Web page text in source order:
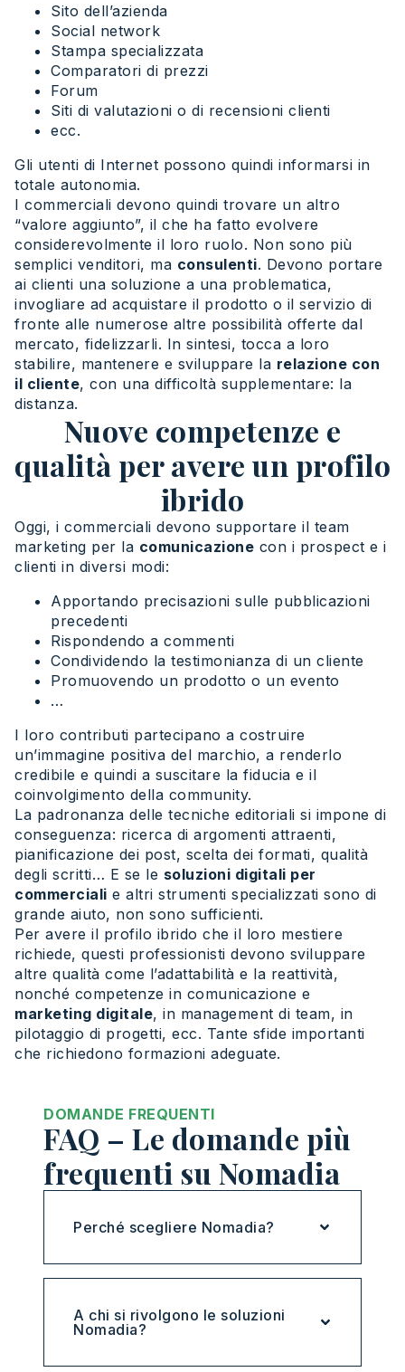
Sito dell’azienda
Social network
Stampa specializzata
Comparatori di prezzi
Forum
Siti di valutazioni o di recensioni clienti
ecc.
Gli utenti di Internet possono quindi informarsi in
totale autonomia.
I commerciali devono quindi trovare un altro
“valore aggiunto”, il che ha fatto evolvere
considerevolmente il loro ruolo. Non sono più
semplici venditori, ma consulenti. Devono portare
ai clienti una soluzione a una problematica,
invogliare ad acquistare il prodotto o il servizio di
fronte alle numerose altre possibilità offerte dal
mercato, fidelizzarli. In sintesi, tocca a loro
stabilire, mantenere e sviluppare la relazione con
il cliente, con una difficoltà supplementare: la
distanza.
Nuove competenze e
qualità per avere un profilo
ibrido
Oggi, i commerciali devono supportare il team
marketing per la comunicazione con i prospect e i
clienti in diversi modi:
Apportando precisazioni sulle pubblicazioni
precedenti
Rispondendo a commenti
Condividendo la testimonianza di un cliente
Promuovendo un prodotto o un evento
…
I loro contributi partecipano a costruire
un’immagine positiva del marchio, a renderlo
credibile e quindi a suscitare la fiducia e il
coinvolgimento della community.
La padronanza delle tecniche editoriali si impone di
conseguenza: ricerca di argomenti attraenti,
pianificazione dei post, scelta dei formati, qualità
degli scritti… E se le soluzioni digitali per
commerciali e altri strumenti specializzati sono di
grande aiuto, non sono sufficienti.
Per avere il profilo ibrido che il loro mestiere
richiede, questi professionisti devono sviluppare
altre qualità come l’adattabilità e la reattività,
nonché competenze in comunicazione e
marketing digitale, in management di team, in
pilotaggio di progetti, ecc. Tante sfide importanti
che richiedono formazioni adeguate.
DOMANDE FREQUENTI
FAQ – Le domande più
frequenti su Nomadia
Perché scegliere Nomadia?
A chi si rivolgono le soluzioni
Nomadia?